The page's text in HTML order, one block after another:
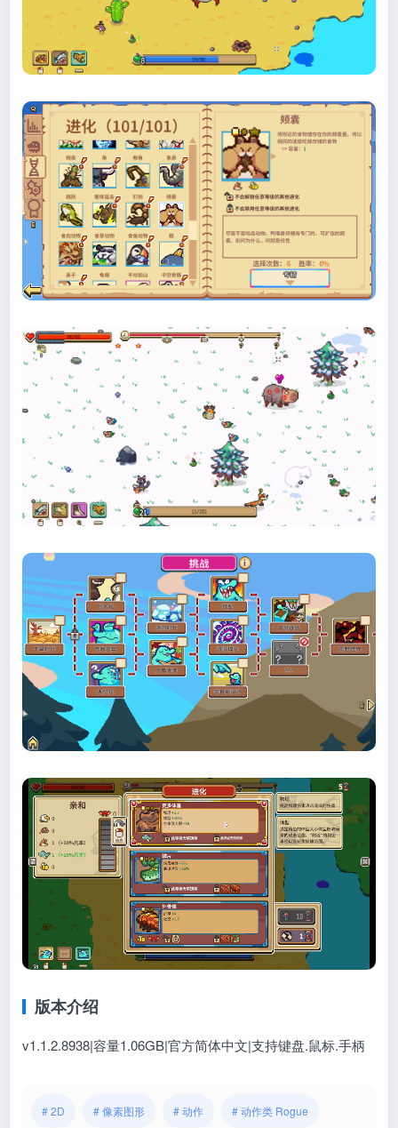
版本介绍
v1.1.2.8938|容量1.06GB|官方简体中文|支持键盘.鼠标.手柄
# 2D # 像素图形 # 动作 # 动作类 Rogue